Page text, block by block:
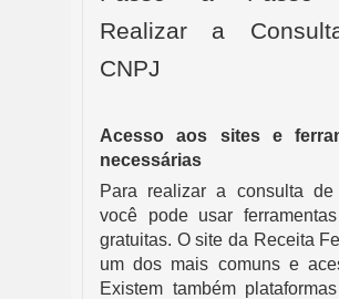
Realizar a
CNPJ
Acesso aos sites e
necessárias
Para realizar a consulta de
você pode usar
gratuitas. O site da Receita
um dos mais comuns e
Existem também